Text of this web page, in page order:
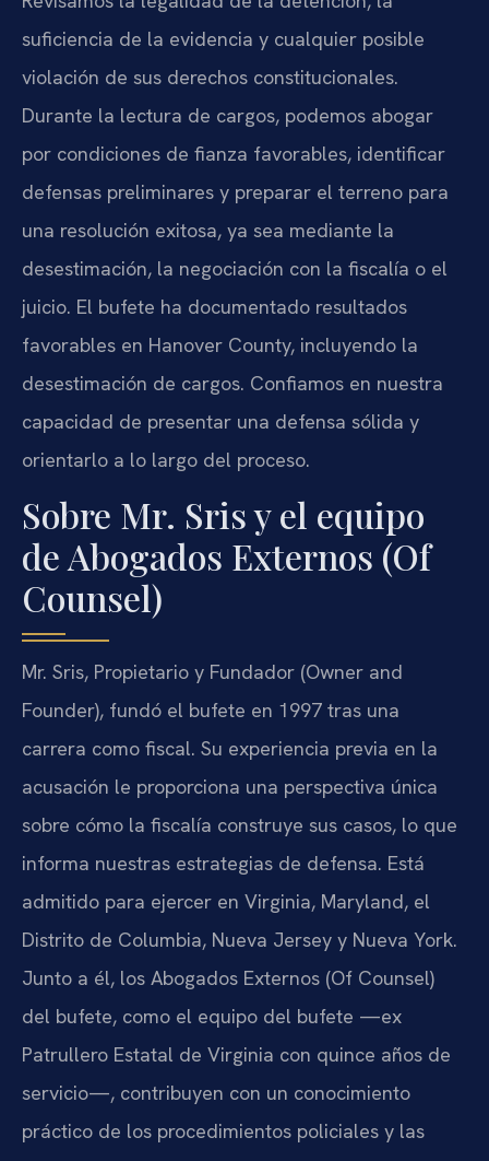
suficiencia de la evidencia y cualquier posible
violación de sus derechos constitucionales.
Durante la lectura de cargos, podemos abogar
por condiciones de fianza favorables, identificar
defensas preliminares y preparar el terreno para
una resolución exitosa, ya sea mediante la
desestimación, la negociación con la fiscalía o el
juicio. El bufete ha documentado resultados
favorables en Hanover County, incluyendo la
desestimación de cargos. Confiamos en nuestra
capacidad de presentar una defensa sólida y
orientarlo a lo largo del proceso.
Sobre Mr. Sris y el equipo
de Abogados Externos (Of
Counsel)
Mr. Sris, Propietario y Fundador (Owner and
Founder), fundó el bufete en 1997 tras una
carrera como fiscal. Su experiencia previa en la
acusación le proporciona una perspectiva única
sobre cómo la fiscalía construye sus casos, lo que
informa nuestras estrategias de defensa. Está
admitido para ejercer en Virginia, Maryland, el
Distrito de Columbia, Nueva Jersey y Nueva York.
Junto a él, los Abogados Externos (Of Counsel)
del bufete, como el equipo del bufete —ex
Patrullero Estatal de Virginia con quince años de
servicio—, contribuyen con un conocimiento
práctico de los procedimientos policiales y las